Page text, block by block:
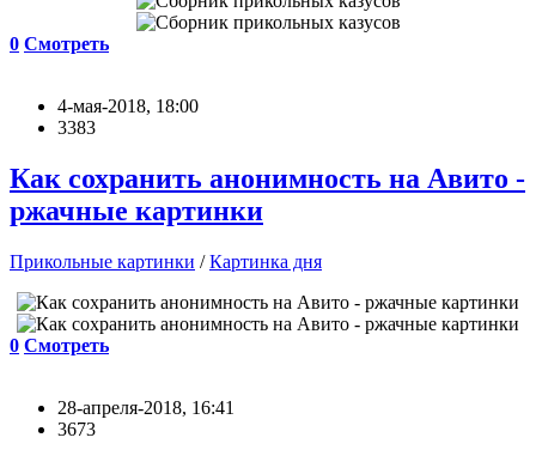
0 Смотреть
4-мая-2018, 18:00
3383
Как сохранить анонимность на Авито -
ржачные картинки
Прикольные картинки /Картинка дня
0 Смотреть
28-апреля-2018, 16:41
3673